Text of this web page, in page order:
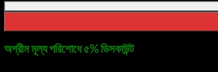
Non-
Stick,
Heat-
অগ্রীম মূল্য পরিশোধে ৫% ডিসকাউন্ট